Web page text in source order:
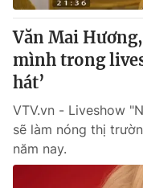
Văn Mai
mình trong
hát’
VTV.vn - Liveshow
sẽ làm nóng thị
năm nay.